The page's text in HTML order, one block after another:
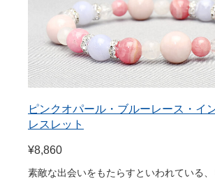
ピンクオパール・ブルーレース・イ
レスレット
¥8,860
素敵な出会いをもたらすといわれている